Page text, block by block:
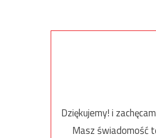
Dziękujemy! i
Masz świadomość